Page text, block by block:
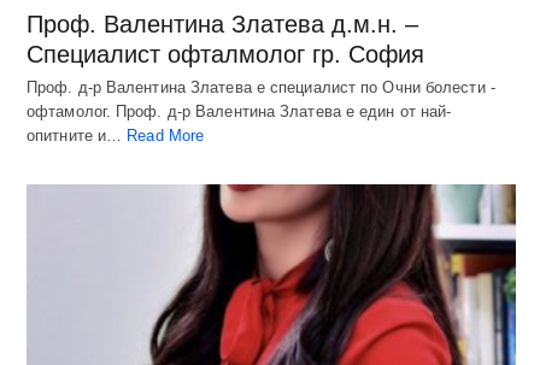
Проф. Валентина Златева д.м.н. –
Специалист офталмолог гр. София
Проф. д-р Валентина Златева е специалист по Очни болести -
офтамолог. Проф. д-р Валентина Златева е един от най-
опитните и… Read More